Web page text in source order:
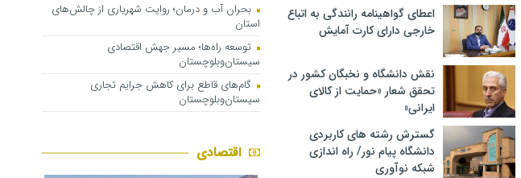
اعطای گواهینامه رانندگی به اتباع
خارجی دارای کارت آمایش
نقش دانشگاه و نخبگان کشور در
تحقق شعار «حمایت از کالای
ایرانی»
گسترش رشته های کاربردی
دانشگاه پیام نور/ راه اندازی
شبکه نوآوری
بحران آب و درمان؛ روایت شهریاری از چالش‌های
استان
توسعه راه‌ها؛ مسیر جهش اقتصادی
سیستان‌وبلوچستان
گام‌های قاطع برای کاهش جرایم تجاری
سیستان‌وبلوچستان
اقتصادی